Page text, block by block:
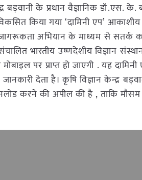
बड़वानी के प्रधान वैज्ञानिक डॉ.एस. के.
विकसित किया गया ‘दामिनी एप’
अभियान के माध्यम से सतर्क
भारतीय उष्णदेशीय विज्ञान
पर प्राप्त हो जाएगी . यह
देता है। कृषि विज्ञान केन्द्र
करने की अपील की है , ताकि